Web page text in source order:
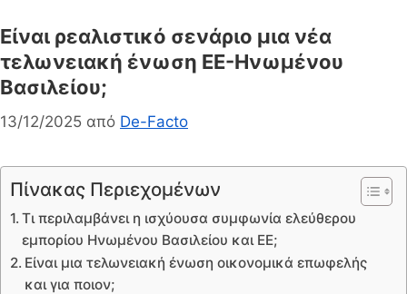
Είναι ρεαλιστικό σενάριο μια νέα
τελωνειακή ένωση ΕΕ-Ηνωμένου
Βασιλείου;
13/12/2025 από De-Facto
Πίνακας Περιεχομένων
Τι περιλαμβάνει η ισχύουσα συμφωνία ελεύθερου
εμπορίου Ηνωμένου Βασιλείου και ΕΕ;
Είναι μια τελωνειακή ένωση οικονομικά επωφελής
και για ποιον;